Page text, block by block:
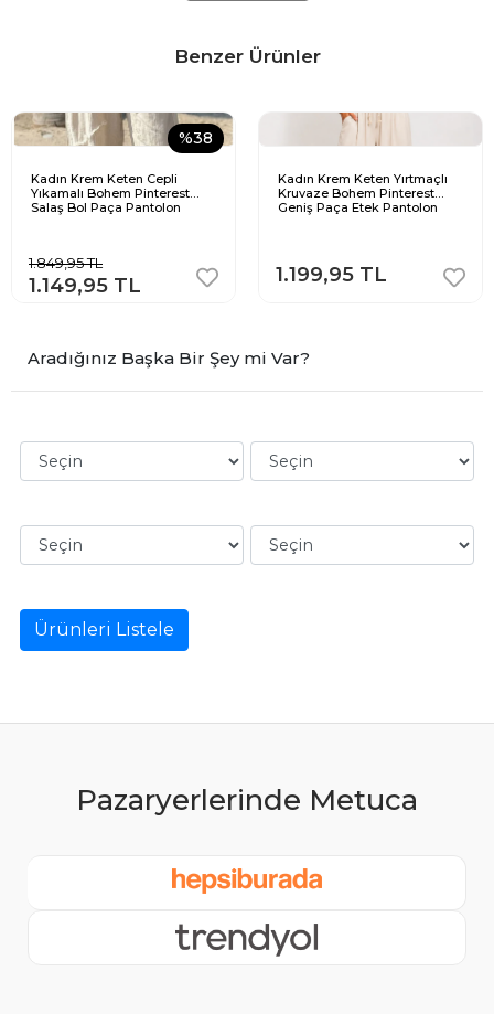
Benzer Ürünler
%38
Kadın Krem Keten Cepli
Yıkamalı Bohem Pinterest
Salaş Bol Paça Pantolon
1.849,95 TL
1.149,95 TL
Kadın Krem Keten Yırtmaçlı
Kruvaze Bohem Pinterest
Geniş Paça Etek Pantolon
1.199,95 TL
Aradığınız Başka Bir Şey mi Var?
Ürünleri Listele